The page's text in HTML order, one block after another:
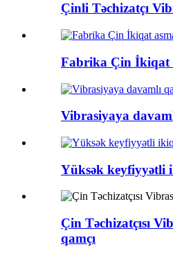
Çinli Təchizatçı
Fabrika Çin İkiqat
Vibrasiyaya
Yüksək keyfiyyətli
Çin Təchizatçısı
qamçı